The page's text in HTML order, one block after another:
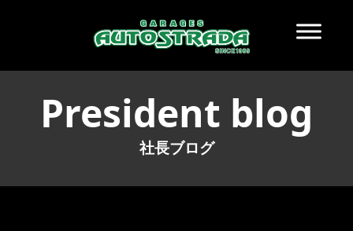
President blog
社長ブログ